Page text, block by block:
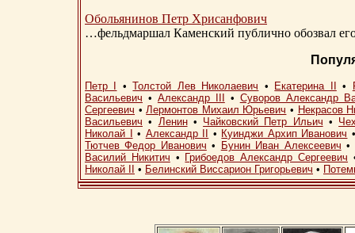
Обольянинов Петр Хрисанфович
…фельдмаршал Каменский публично обозвал
Петр I •Толстой Лев Николаевич • Екатерина II •
Васильевич • Александр III • Суворов Александр
Сергеевич •Лермонтов Михаил Юрьевич • Некрасов
Васильевич • Ленин• Чайковский Петр Ильич •
Николай I
• Александр II • Куинджи Архип Иванович
Тютчев Федор Иванович • Бунин Иван Алексеевич •
Василий Никитич • Грибоедов Александр Сергеевич
Николай II
• Белинский Виссарион Григорьевич •